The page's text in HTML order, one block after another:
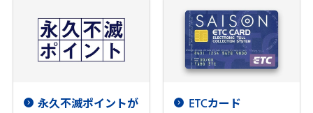
永久不滅ポイントが
ETCカード